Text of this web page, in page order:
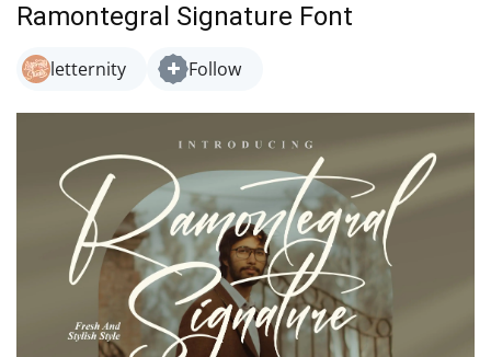
Ramontegral Signature Font
letternity Follow